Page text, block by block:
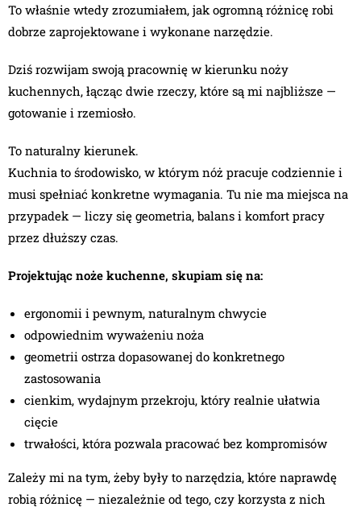
To właśnie wtedy zrozumiałem, jak ogromną różnicę robi
dobrze zaprojektowane i wykonane narzędzie.
Dziś rozwijam swoją pracownię w kierunku noży
kuchennych, łącząc dwie rzeczy, które są mi najbliższe —
gotowanie i rzemiosło.
To naturalny kierunek.
Kuchnia to środowisko, w którym nóż pracuje codziennie i
musi spełniać konkretne wymagania. Tu nie ma miejsca na
przypadek — liczy się geometria, balans i komfort pracy
przez dłuższy czas.
Projektując noże kuchenne, skupiam się na:
ergonomii i pewnym, naturalnym chwycie
odpowiednim wyważeniu noża
geometrii ostrza dopasowanej do konkretnego
zastosowania
cienkim, wydajnym przekroju, który realnie ułatwia
cięcie
trwałości, która pozwala pracować bez kompromisów
Zależy mi na tym, żeby były to narzędzia, które naprawdę
robią różnicę — niezależnie od tego, czy korzysta z nich